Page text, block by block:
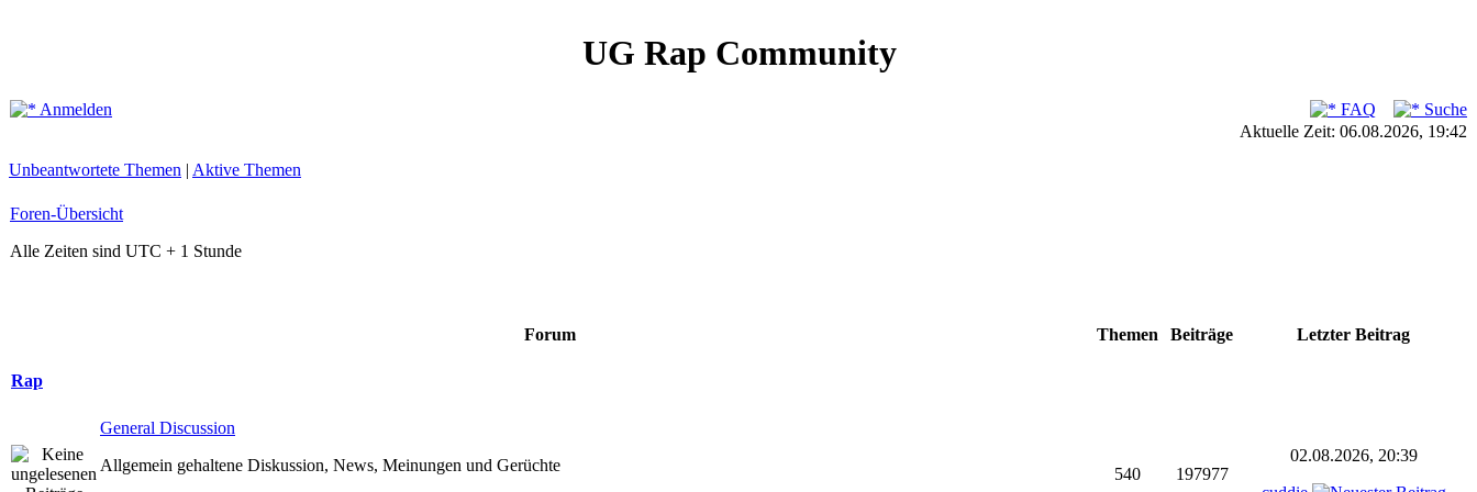
UG Rap Community
Anmelden FAQ
Suche
Aktuelle Zeit: 06.08.2026, 19:42
Unbeantwortete Themen | Aktive Themen
Foren-Übersicht
Alle Zeiten sind UTC + 1 Stunde
Forum Themen Beiträge Letzter Beitrag
Rap
General Discussion
Allgemein gehaltene Diskussion, News, Meinungen und Gerüchte
540 197977
02.08.2026, 20:39